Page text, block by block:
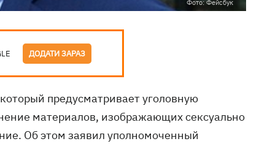
Фото: Фейсбук
ДОДАТИ ЗАРАЗ
предусматривает уголовную
материалов, изображающих сексуально
Об этом заявил уполномоченный